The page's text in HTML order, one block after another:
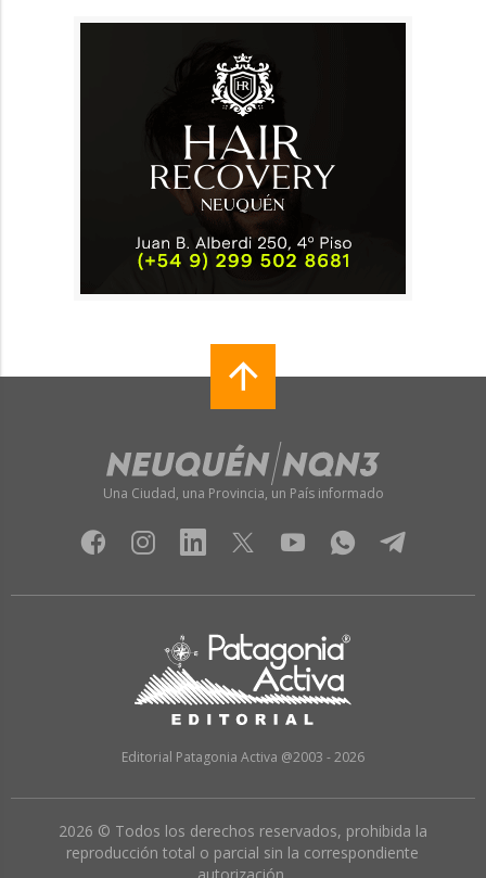
Una Ciudad, una Provincia, un País informado
Editorial Patagonia Activa @2003 - 2026
2026 © Todos los derechos reservados, prohibida la
reproducción total o parcial sin la correspondiente